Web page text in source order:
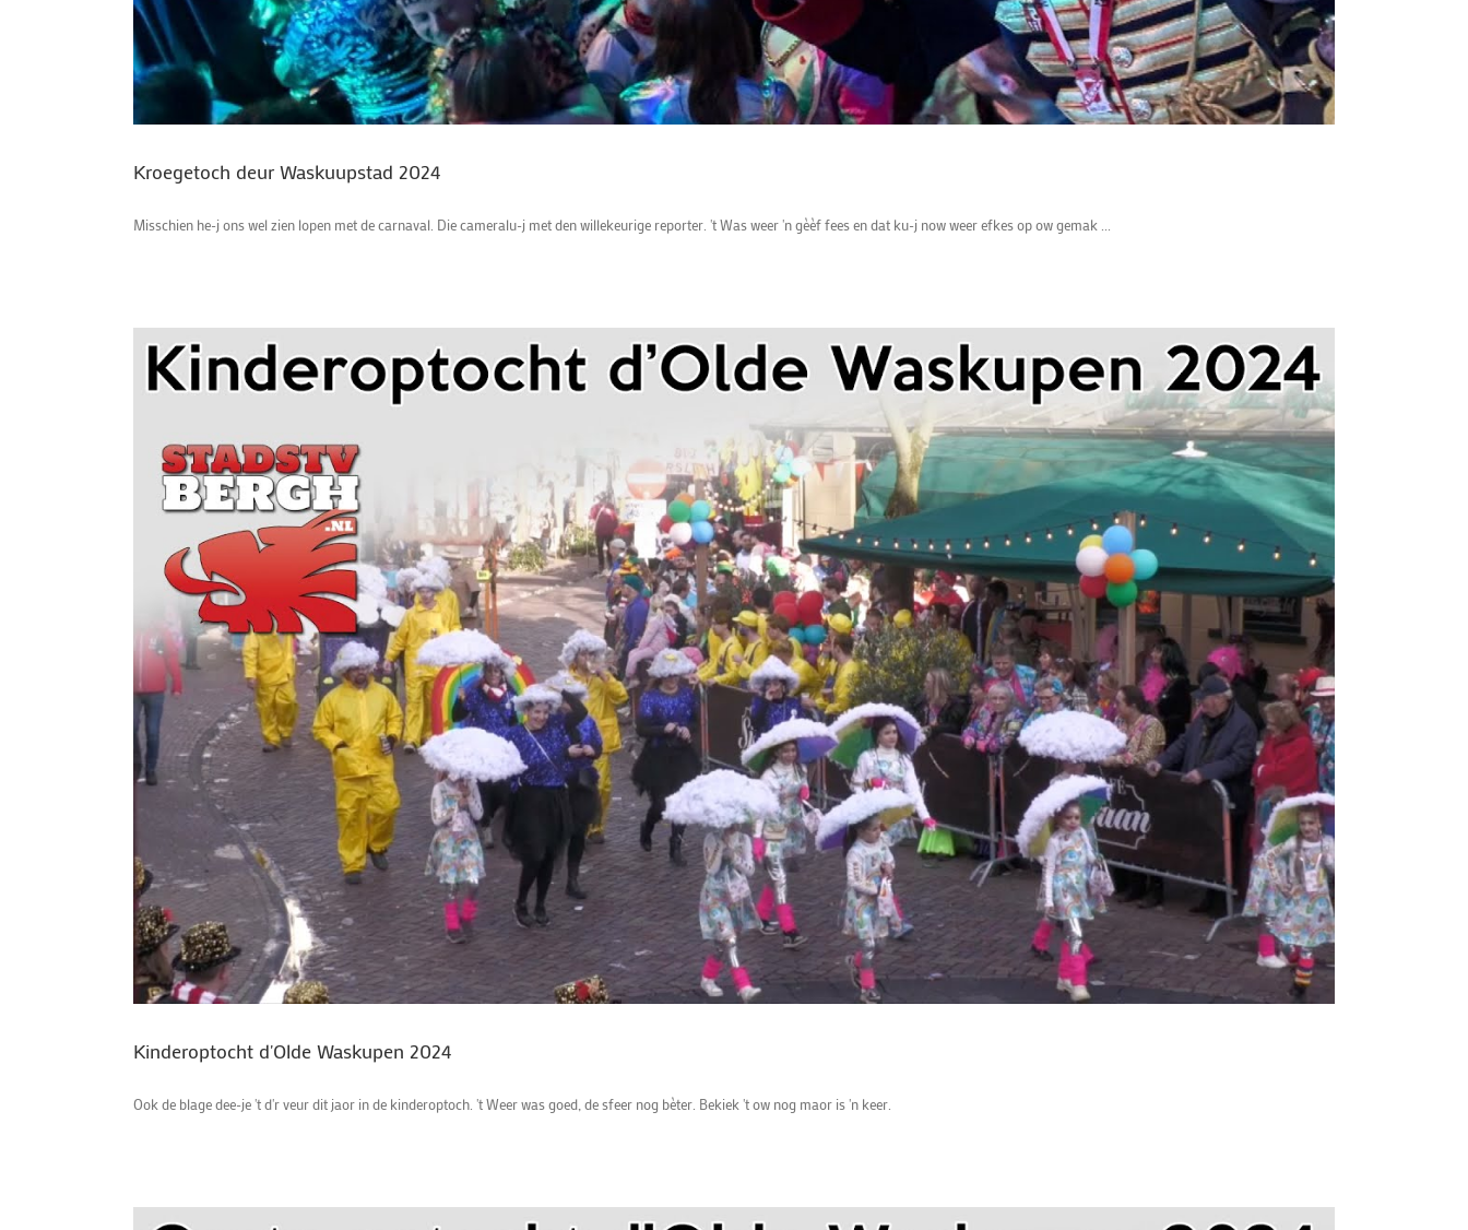
Kroegetoch deur Waskuupstad 2024
Misschien he-j ons wel zien lopen met de carnaval. Die cameralu-j met den willekeurige reporter. 't Was weer 'n gèèf fees en dat ku-j now weer efkes op ow gemak ...
Kinderoptocht d'Olde Waskupen 2024
Ook de blage dee-je 't d'r veur dit jaor in de kinderoptoch. 't Weer was goed, de sfeer nog bèter. Bekiek 't ow nog maor is 'n keer.